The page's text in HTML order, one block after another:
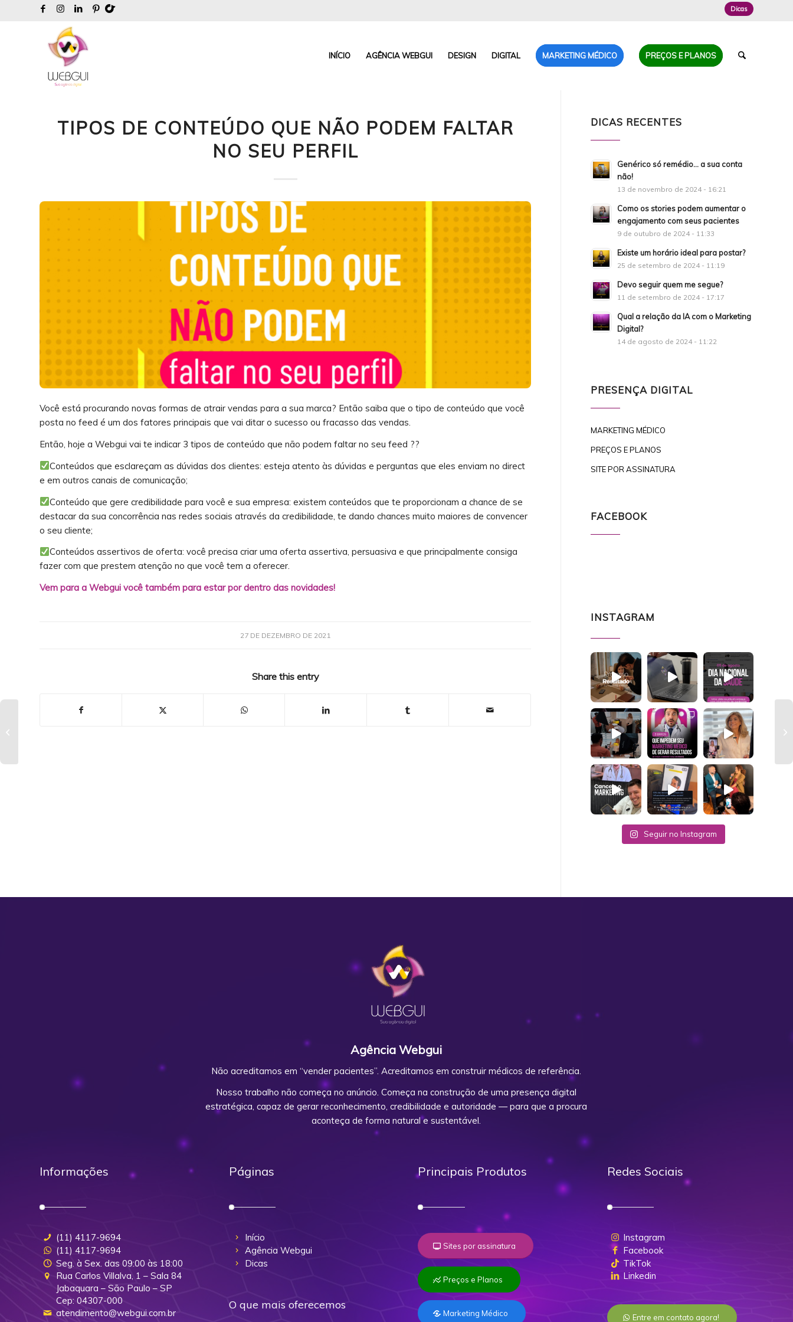
Dicas
INÍCIO AGÊNCIA WEBGUI DESIGN DIGITAL MARKETING MÉDICO PREÇOS E PLANOS
TIPOS DE CONTEÚDO QUE NÃO PODEM FALTAR
NO SEU PERFIL
Você está procurando novas formas de atrair vendas para a sua marca? Então saiba que o tipo de conteúdo que você
posta no feed é um dos fatores principais que vai ditar o sucesso ou fracasso das vendas.
Então, hoje a Webgui vai te indicar 3 tipos de conteúdo que não podem faltar no seu feed ??
Conteúdos que esclareçam as dúvidas dos clientes: esteja atento às dúvidas e perguntas que eles enviam no direct
e em outros canais de comunicação;
Conteúdo que gere credibilidade para você e sua empresa: existem conteúdos que te proporcionam a chance de se
destacar da sua concorrência nas redes sociais através da credibilidade, te dando chances muito maiores de convencer
o seu cliente;
Conteúdos assertivos de oferta: você precisa criar uma oferta assertiva, persuasiva e que principalmente consiga
fazer com que prestem atenção no que você tem a oferecer.
Vem para a Webgui você também para estar por dentro das novidades!
27 DE DEZEMBRO DE 2021
Share this entry
DICAS RECENTES
Genérico só remédio… a sua conta
não!
13 de novembro de 2024 - 16:21
Como os stories podem aumentar o
engajamento com seus pacientes
9 de outubro de 2024 - 11:33
Existe um horário ideal para postar?
25 de setembro de 2024 - 11:19
Devo seguir quem me segue?
11 de setembro de 2024 - 17:17
Qual a relação da IA com o Marketing
Digital?
14 de agosto de 2024 - 11:22
PRESENÇA DIGITAL
MARKETING MÉDICO
PREÇOS E PLANOS
SITE POR ASSINATURA
FACEBOOK
INSTAGRAM
Seguir no Instagram
Agência Webgui
Não acreditamos em “vender pacientes”. Acreditamos em construir médicos de referência.
Nosso trabalho não começa no anúncio. Começa na construção de uma presença digital
estratégica, capaz de gerar reconhecimento, credibilidade e autoridade — para que a procura
aconteça de forma natural e sustentável.
Informações
(11) 4117-9694
(11) 4117-9694
Seg. à Sex. das 09:00 às 18:00
Rua Carlos Villalva, 1 – Sala 84
Jabaquara – São Paulo – SP
Cep: 04307-000
atendimento@webgui.com.br
Páginas
Início
Agência Webgui
Dicas
O que mais oferecemos
Principais Produtos
Sites por assinatura
Preços e Planos
Marketing Médico
Redes Sociais
Instagram
Facebook
TikTok
Linkedin
Entre em contato agora!